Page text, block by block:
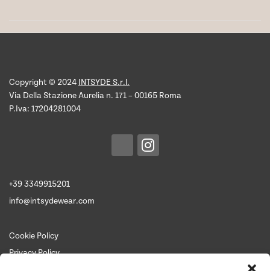
Copyright © 2024 INTSYDE S.r.l.
Via Della Stazione Aurelia n. 171 – 00165 Roma
P.Iva: 17204281004
+39 3349915201
info@intsydewear.com
Cookie Policy
Privacy Policy